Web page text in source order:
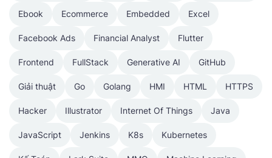
Ebook Ecommerce Embedded Excel
Facebook Ads Financial Analyst Flutter
Frontend FullStack Generative AI GitHub
Giải thuật Go Golang HMI HTML HTTPS
Hacker Illustrator Internet Of Things Java
JavaScript Jenkins K8s Kubernetes